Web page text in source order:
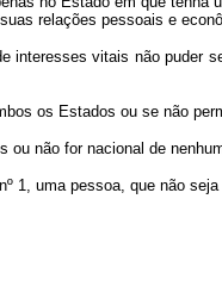
relações pessoais e
vitais não puder ser
os Estados ou se não
não for nacional de
uma pessoa, que não seja